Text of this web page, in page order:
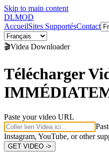
Skip to main content
DLMOD
AccueilSites SupportésContact
🎬Videa Downloader
Télécharger
Paste your video URL
Instagram, YouTube, or other
GET VIDEO ->